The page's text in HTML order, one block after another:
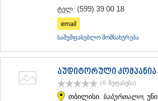
ტელ: (599) 39 00 18
email
საშემფასებლო მომსახურება
აუდიტორული კომპანია
(0 შეფასება)
თბილისი. საბურთალო,